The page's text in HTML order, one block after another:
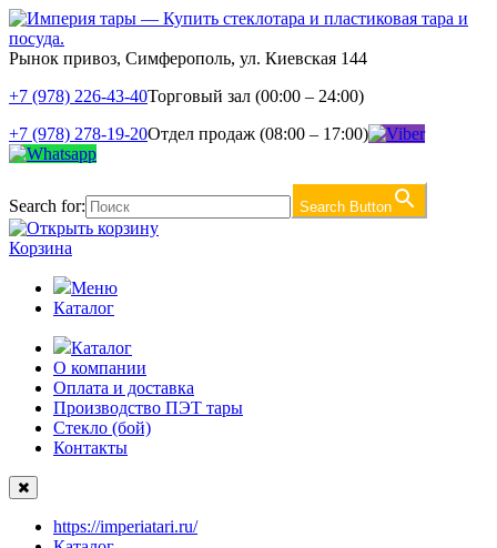
Рынок привоз, Симферополь, ул. Киевская 144
+7 (978) 226-43-40Торговый зал (00:00 – 24:00)
+7 (978) 278-19-20Отдел продаж (08:00 – 17:00)
Search for: Search Button
Корзина
Меню
Каталог
Каталог
О компании
Оплата и доставка
Производство ПЭТ тары
Стекло (бой)
Контакты
https://imperiatari.ru/